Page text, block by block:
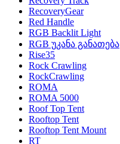
RecoveryGear
Red Handle
RGB Backlit Light
RGB უკანა განათება
Rise35
Rock Crawling
RockCrawling
ROMA
ROMA 5000
Roof Top Tent
Rooftop Tent
Rooftop Tent Mount
RT